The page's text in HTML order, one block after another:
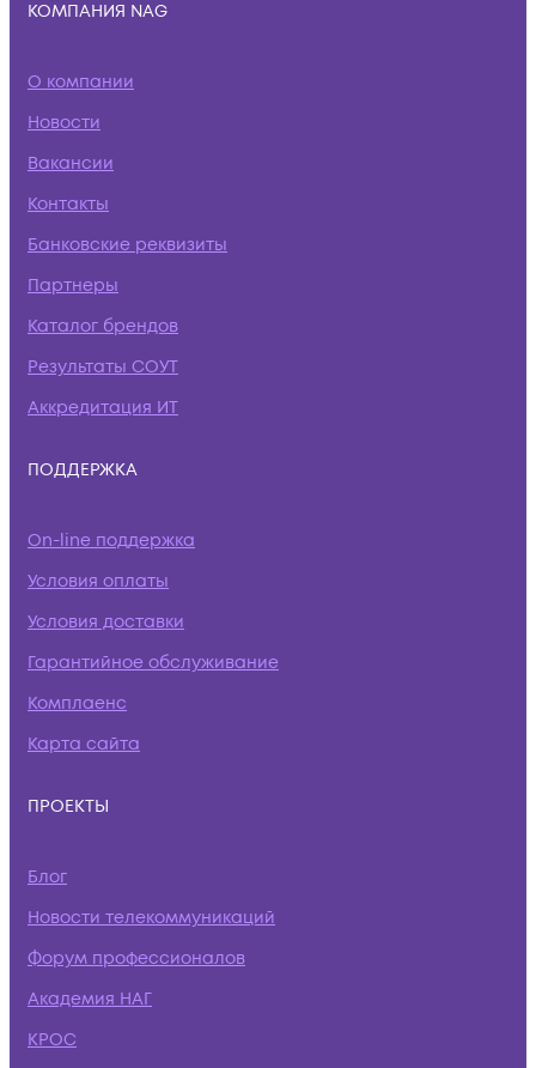
КОМПАНИЯ NAG
О компании
Новости
Вакансии
Контакты
Банковские реквизиты
Партнеры
Каталог брендов
Результаты СОУТ
Аккредитация ИТ
ПОДДЕРЖКА
On-line поддержка
Условия оплаты
Условия доставки
Гарантийное обслуживание
Комплаенс
Карта сайта
ПРОЕКТЫ
Блог
Новости телекоммуникаций
Форум профессионалов
Академия НАГ
КРОС